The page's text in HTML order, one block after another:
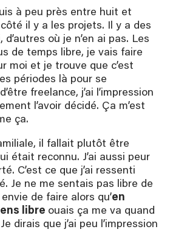
à peu près entre huit et
il y a les projets. Il y a des
d’autres où je n’en ai pas. Les
de temps libre, je vais faire
moi et je trouve que c’est
périodes là pour se
freelance, j’ai l’impression
l’avoir décidé. Ça m’est
ça.
il fallait plutôt être
était reconnu. J’ai aussi peur
C’est ce que j’ai ressenti
Je ne me sentais pas libre de
de faire alors qu’en
libre ouais ça me va quand
dirais que j’ai peu l’impression